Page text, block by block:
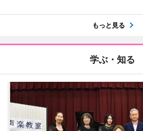
もっと見る
学ぶ・知る